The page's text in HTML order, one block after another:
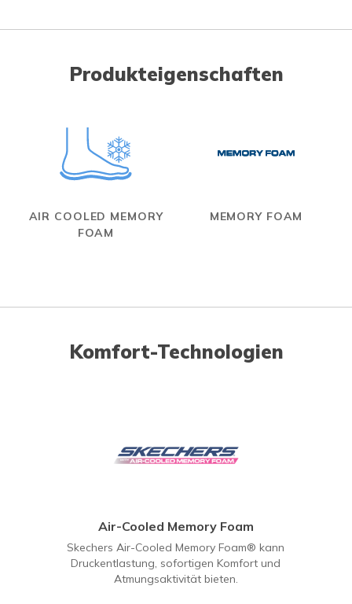
Produkteigenschaften
AIR COOLED MEMORY
FOAM
MEMORY FOAM
Komfort-Technologien
Air-Cooled Memory Foam
Skechers Air-Cooled Memory Foam® kann
Druckentlastung, sofortigen Komfort und
Atmungsaktivität bieten.